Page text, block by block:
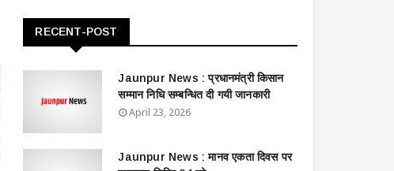
RECENT-POST
Jaunpur News : ​प्रधानमंत्री किसान
सम्मान निधि सम्बन्धित दी गयी जानकारी
April 23, 2026
Jaunpur News : ​मानव एकता दिवस पर